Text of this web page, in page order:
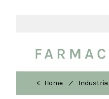
< Home / Industria